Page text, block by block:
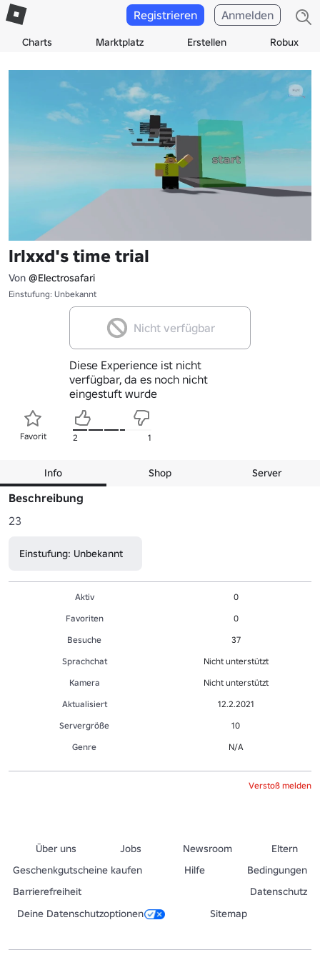
Charts Marktplatz Erstellen Robux
Registrieren Anmelden
lrlxxd's time trial
Von @Electrosafari
Einstufung: Unbekannt
Nicht verfügbar
Diese Experience ist nicht
verfügbar, da es noch nicht
eingestuft wurde
Favorit 2 1
Info Shop Server
Beschreibung
23
Einstufung: Unbekannt
Aktiv
0
Favoriten
0
Besuche
37
Sprachchat
Nicht unterstützt
Kamera
Nicht unterstützt
Aktualisiert
12.2.2021
Servergröße
10
Genre
N/A
Verstoß melden
Über uns Jobs Newsroom
Eltern
Geschenkgutscheine kaufen
Hilfe
Bedingungen
Barrierefreiheit
Datenschutz
Deine Datenschutzoptionen
Sitemap